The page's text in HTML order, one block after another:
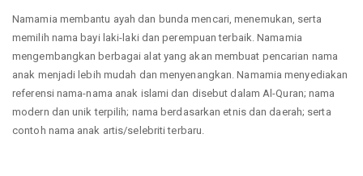
Namamia membantu ayah dan bunda mencari, menemukan, serta
memilih nama bayi laki-laki dan perempuan terbaik. Namamia
mengembangkan berbagai alat yang akan membuat pencarian nama
anak menjadi lebih mudah dan menyenangkan. Namamia menyediakan
referensi nama-nama anak islami dan disebut dalam Al-Quran; nama
modern dan unik terpilih; nama berdasarkan etnis dan daerah; serta
contoh nama anak artis/selebriti terbaru.